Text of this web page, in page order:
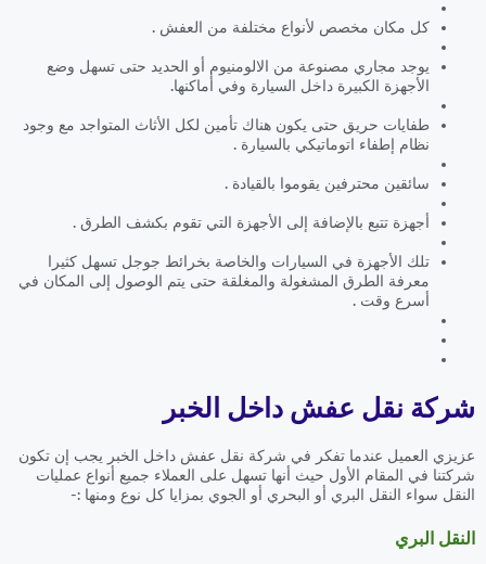
كل مكان مخصص لأنواع مختلفة من العفش .
يوجد مجاري مصنوعة من الالومنيوم أو الحديد حتى تسهل وضع
الأجهزة الكبيرة داخل السيارة وفي أماكنها.
طفايات حريق حتى يكون هناك تأمين لكل الأثاث المتواجد مع وجود
نظام إطفاء اتوماتيكي بالسيارة .
سائقين محترفين يقوموا بالقيادة .
أجهزة تتبع بالإضافة إلى الأجهزة التي تقوم بكشف الطرق .
تلك الأجهزة في السيارات والخاصة بخرائط جوجل تسهل كثيرا
معرفة الطرق المشغولة والمغلقة حتى يتم الوصول إلى المكان في
أسرع وقت .
شركة نقل عفش داخل الخبر
عزيزي العميل عندما تفكر في شركة نقل عفش داخل الخبر يجب إن تكون
شركتنا في المقام الأول حيث أنها تسهل على العملاء جميع أنواع عمليات
النقل سواء النقل البري أو البحري أو الجوي بمزايا كل نوع ومنها :-
النقل البري